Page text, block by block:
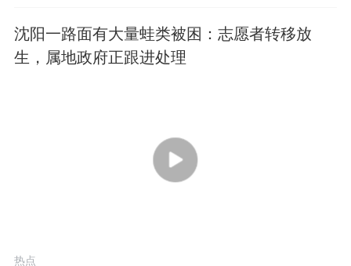
沈阳一路面有大量蛙类被困：志愿者转移放
生，属地政府正跟进处理
热点